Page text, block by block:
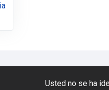
Usted no se ha